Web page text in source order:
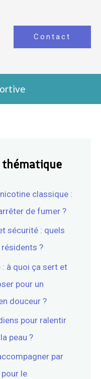
Contact
thématique
classique :
de fumer ?
sécurité : quels
?
à quoi ça sert et
pour un
douceur ?
pour ralentir
peau ?
par
le